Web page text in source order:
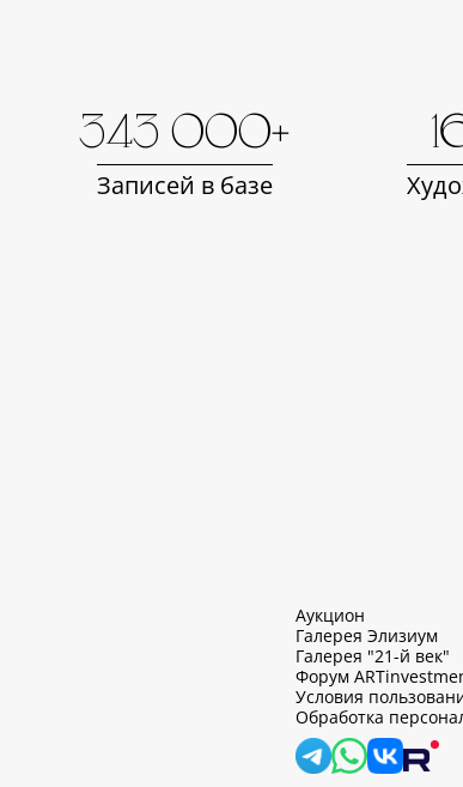
343 000+
Записей в базе
Аукцион
Галерея Элизиум
Галерея "21-й век"
Форум
Условия
Обработка